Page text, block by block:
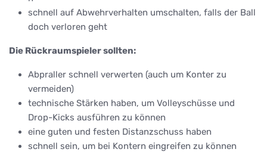
schnell auf Abwehrverhalten umschalten, falls der Ball
doch verloren geht
Die Rückraumspieler sollten:
Abpraller schnell verwerten (auch um Konter zu
vermeiden)
technische Stärken haben, um Volleyschüsse und
Drop-Kicks ausführen zu können
eine guten und festen Distanzschuss haben
schnell sein, um bei Kontern eingreifen zu können